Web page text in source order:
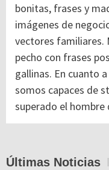
bonitas, frases y
imágenes de
vectores familiares.
pecho con frases
gallinas. En cuanto
somos capaces de
superado el hombre
Últimas Noticias